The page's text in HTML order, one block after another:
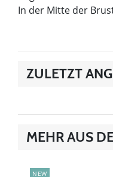
In der Mitte der
ZULETZT
MEHR AUS
NEW